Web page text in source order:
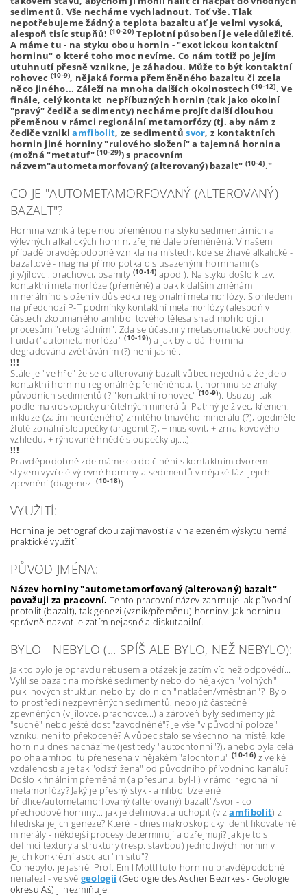
sedimentů. Vše necháme vychladnout. Toť vše. Tlak
nepotřebujeme žádný a teplota bazaltu ať je velmi vysoká,
alespoň tisíc stupňů!(10-20) Teplotní působení je veledůležité.
A máme tu - na styku obou hornin - "exotickou kontaktní
horninu" o které toho moc nevíme. Co nám totiž po jejím
utuhnutí přesně vznikne, je záhadou. Může to být kontaktní
rohovec (10-9), nějaká forma přeměněného bazaltu či zcela
něco jiného... Záleží na mnoha dalších okolnostech(10-12). Ve
finále, celý kontakt nepříbuzných hornin (tak jako okolní
"pravý" čedič a sedimenty) necháme projít další dlouhou
přeměnou v rámci regionální metamorfózy (tj. aby nám z
čediče vzniklamfibolit, ze sedimentůsvor, z kontaktních
hornin jiné horniny "rulového složení" a tajemná hornina
(možná "metatuf"(10-29)) s pracovním
názvem"autometamorfovaný (alterovaný) bazalt" (10-4)."
CO JE "AUTOMETAMORFOVANÝ (ALTEROVANÝ)
BAZALT"?
Hornina vzniklá tepelnou přeměnou na styku sedimentárních a
výlevných alkalických hornin, zřejmě dále přeměněná. V našem
případě pravděpodobně vznikla na místech, kde se žhavé alkalické -
bazaltové - magma přímo potkalo s usazenými horninami (s
jíly/jílovci, prachovci, psamity (10-14) apod.). Na styku došlo k tzv.
kontaktní metamorfóze (přeměně) a pak k dalším změnám
minerálního složení v důsledku regionální metamorfózy. S ohledem
na předchozí P-T podmínky kontaktní metamorfózy (alespoň v
částech zkoumaného amfibolitového tělesa snad mohlo djít i
procesům "retográdním". Zda se účastnily metasomatické pochody,
fluida ("autometamorfóza"(10-19)) a jak byla dál hornina
degradována zvětráváním (?) není jasné...
!!!
Stále je "ve hře" že se o alterovaný bazalt vůbec nejedná a že jde o
kontaktní horninu regionálně přeměněnou, tj. horninu se znaky
původních sedimentů (? "kontaktní rohovec" (10-9)). Usuzuji tak
podle makroskopicky určitelných minerálů. Patrný je živec, křemen,
inkluze (zatím neurčeného) zrnitého tmavého minerálu (?), ojediněle
žluté zonální sloupečky (aragonit ?), + muskovit, + zrna kovového
vzhledu, + rýhované hnědé sloupečky aj....).
!!!
Pravděpodobně zde máme co do činění s kontaktním dvorem -
stykem vyvřelé výlevné horniny a sedimentů v nějaké fázi jejich
zpevnění (diagenezi(10-18))
VYUŽITÍ:
Hornina je petrografickou zajímavostí a v nalezeném výskytu nemá
praktické využití.
PŮVOD JMÉNA:
Název horniny "autometamorfovaný (alterovaný) bazalt"
považuji za pracovní. Tento pracovní název zahrnuje jak původní
protolit (bazalt), tak genezi (vznik/přeměnu) horniny. Jak horninu
správně nazvat je zatím nejasné a diskutabilní.
BYLO - NEBYLO (... SPÍŠ ALE BYLO, NEŽ NEBYLO):
Jak to bylo je opravdu rébusem a otázek je zatím víc než odpovědí...
Vylil se bazalt na mořské sedimenty nebo do nějakých "volných"
puklinových struktur, nebo byl do nich "natlačen/vměstnán"? Bylo
to prostředí nezpevněných sedimentů, nebo již částečně
zpevněných (v jílovce, prachovce...) a zároveň byly sedimenty již
"suché" nebo ještě dost "zavodněné"? Je vše "v původní poloze"
vzniku, není to překocené? A vůbec stalo se všechno na místě, kde
horninu dnes nacházíme (jest tedy "autochtonní"?), anebo byla celá
poloha amfibolitu přenesena v nějakém "alochtonu"(10-16) z velké
vzdálenosti a je tak "odstřižena" od původního přívodního kanálu?
Došlo k finálním přeměnám (a přesunu, byl-li) v rámci regionální
metamorfózy? Jaký je přesný styk - amfibolit/zelené
břidlice/autometamorfovaný (alterovaný) bazalt"/svor - co
přechodové horniny... jak je definovat a uchopit (vizamfibolit) z
hlediska jejich geneze? Které - dnes makroskopicky identifikovatelné
minerály - někdejší procesy determinují a ozřejmují? Jak je to s
definicí textury a struktury (resp. stavbou) jednotlivých hornin v
jejich konkrétní asociaci "in situ"?
Co nebylo, je jasné. Prof. Emil Mottl tuto horninu pravděpodobně
nenalezl - ve své geologii (Geologie des Ascher Bezirkes - Geologie
okresu Aš) ji nezmiňuje!